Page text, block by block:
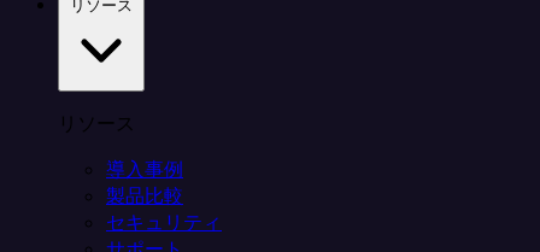
リソース
導入事例
製品比較
セキュリティ